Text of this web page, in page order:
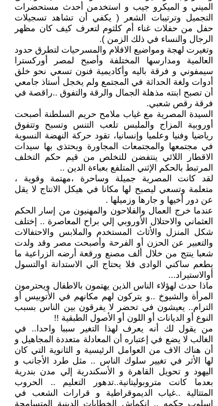
الميني و الميكرو جيب و استخدمن أحدث مستحضرات
التجميل وترتيبات الشعر ( يكفي أن تشاهد تسجيلات
حفل من حفلات غناء أم كلثوم لتعرف كيف كان مظهر
الرجال والنساء في ذلك الزمن ).
وتغيرت لهجة ومواضيع الافلام والمسرحيات لتطرق حدود
العالمية ومدارسها المختلفة وأصبح لمصر أوركسترا
سيمفوني و فرقة باليه وأكاديمية فنون تسعي نحو خلق
أدوات ولغة الحداثة في المجتمع ولم يخجل أستاذ جامعي
أن تصبح ابنته مذهلة الجمال والرقة والتفوق ..راقصة في
فرقة رقص شعبي.
السيدة المصرية مع غياب ملامح حريم السلطنة أصبحت
أوروبية المزاج والملبس تلعب التنس وتسبح وتتفوق
رياضيا وفنيا وعلميا وإنسانيا، تقود حركة النهضة النسوية
في مجتمعها والمجتمعات المجاورة ويحتذى بها سيدات
الاقطار اللائي ينتفضن للتخلص من قيم حكم التخلف
المرتبط بالحكم الإثني المتلفع بعباءة الدين ..
لقد كانت المصرية جميلة وساحرة ،مهتمة وقوية ،
متعلمة وتسعي ليصبح لها مكانا في هيكل الانتاج لا يقل
عن دور أخيها و جارها وزميلها .
عندما خرج العمال والفلاحون والمهنيون من إسار الحكم
العثماني والاحتلال الأوروبي إلي براح المعاصرة .. إختلف
شكل المنزل والأثاث المستخدم والملابس والاحتفالات
والتعبير عن الحزن أو الفرحة وأصبحت مصر وقد ولدت
شعبا ينتج من خلال ألف مصنع ورقعة أرضه الزراعية ما
يطعم ساكني الوادى فلا يحتاج الي الاستدانة اوالتسول
أوالاستيراد...
ماذا حدث لهؤلاء الناس الذين يهتمون بالاطفال ويحترمون
المرأة والشيوخ ..و يتركون لهم مكانهم في الأتوبيس أو
الترام.. يعيشون في تحضر لا يفرقون بين الناس بسبب
النوع أو الديانات أو اللون أو الأصول الطبقية !!
من يقول لك أنه يعرف لهذا التغير سببا واحدا.. في
الغالب لا يضع في إعتباره أن المعادلة متعددة المجاهيل و
أن هناك الاف من العوامل الرئيسية و الثانوية التي كان
لها الأثر في تغيير سلوك الناس .. مثل طرد الأجانب و
اليهود و تحويل القاهرة و الأسكندرية إلي مدن بندرية
بعدما كانت متروبوليتانية..تدهور التعليم .. الحروب
المتتالية ..غياب الديموقراطية و قرارات الشعب في
إسلوب حكمه .. إنكماش الخطابات الدينية المتسامحة